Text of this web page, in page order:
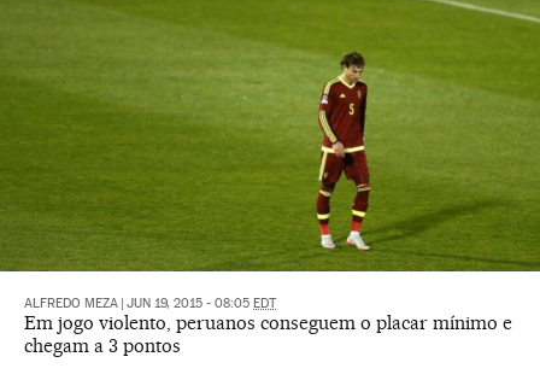
ALFREDO MEZA JUN 19, 2015 - 08:05 EDT
Em jogo violento, peruanos conseguem o placar mínimo e
chegam a 3 pontos